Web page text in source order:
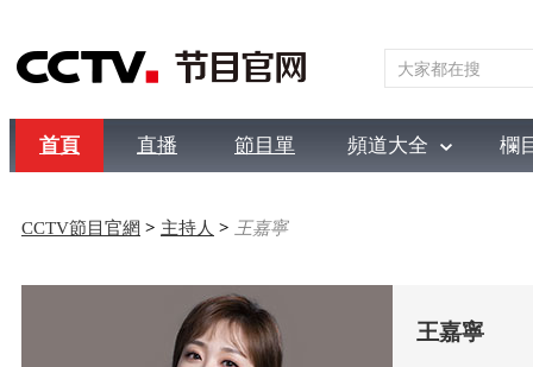
首頁 直播 節目單 頻道大全 欄
綜合 新聞 財經 綜藝 中文國際
CCTV節目官網 > 主持人 > 王嘉寧
王嘉寧